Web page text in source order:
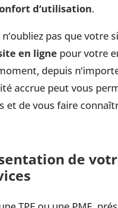
d’utilisation.
n’oubliez pas que votre
en ligne pour votre
depuis
accrue peut vous
et de vous faire
de